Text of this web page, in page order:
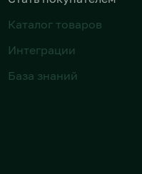
Каталог товаров
Интеграции
База знаний